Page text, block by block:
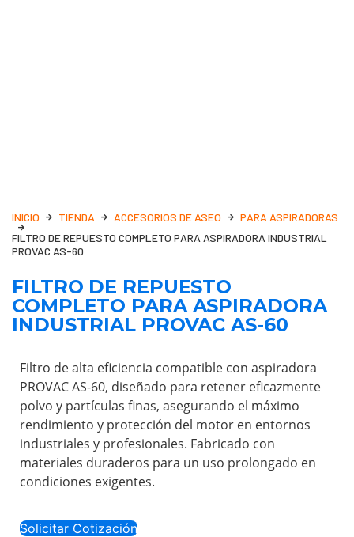
INICIO TIENDA ACCESORIOS DE ASEO
PARA ASPIRADORAS
FILTRO DE REPUESTO COMPLETO PARA ASPIRADORA INDUSTRIAL
PROVAC AS-60
FILTRO DE REPUESTO
COMPLETO PARA ASPIRADORA
INDUSTRIAL PROVAC AS-60
Filtro de alta eficiencia compatible con aspiradora
PROVAC AS-60, diseñado para retener eficazmente
polvo y partículas finas, asegurando el máximo
rendimiento y protección del motor en entornos
industriales y profesionales. Fabricado con
materiales duraderos para un uso prolongado en
condiciones exigentes.
Solicitar Cotización